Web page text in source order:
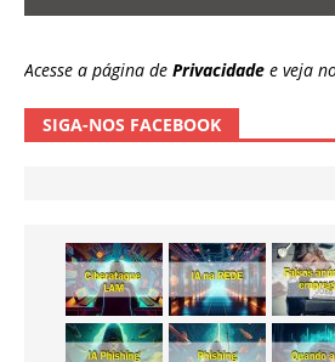
Acesse a página de Privacidade e veja
SIGA-NOS FACEBOOK